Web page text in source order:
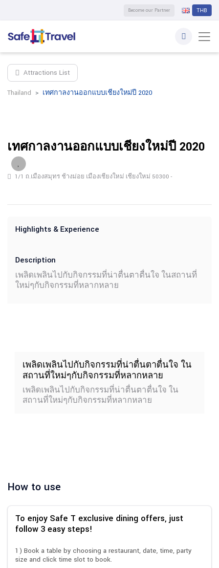
Become our Partner THB
Attractions List
Thailand เทศกาลงานออกแบบเชียงใหม่ปี 2020
เทศกาลงานออกแบบเชียงใหม่ปี 2020
1/1 ถ.เมืองสมุทร ช้างม่อย เมืองเชียงใหม่ เชียงใหม่ 50300 -
Highlights & Experience
Description
เพลิดเพลินไปกับกิจกรรมที่น่าตื่นตาตื่นใจ ในสถานที่
ใหม่ๆกับกิจกรรมที่หลากหลาย
เพลิดเพลินไปกับกิจกรรมที่น่าตื่นตาตื่นใจ ใน
สถานที่ใหม่ๆกับกิจกรรมที่หลากหลาย
เพลิดเพลินไปกับกิจกรรมที่น่าตื่นตาตื่นใจ ใน
สถานที่ใหม่ๆกับกิจกรรมที่หลากหลาย
How to use
To enjoy Safe T exclusive dining offers, just
follow 3 easy steps!
1) Book a table by choosing a restaurant, date, time, party
size and click time slot to book.